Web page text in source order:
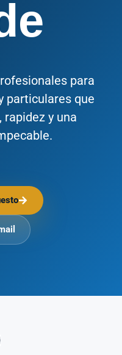
para
particulares que
y una